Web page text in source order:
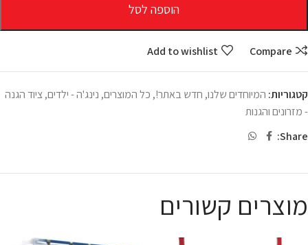
הוספה לסל
Compare
Add to wishlist
קטגוריות: המיוחדים שלנו, חדש באתר!, כל המוצרים, נינג'ה - ילדים,ציוד הגנה
- מזרונים והגנות
Share:
מוצרים קשורים